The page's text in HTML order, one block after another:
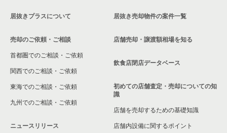
居抜きプラスについて
売却のご依頼・ご相談
首都圏でのご相談・ご依頼
関西でのご相談・ご依頼
東海でのご相談・ご依頼
九州でのご相談・ご依頼
ニュースリリース
居抜き売却物件の案件一覧
店舗売却・譲渡額相場を知る
飲食店閉店データベース
初めての店舗査定・売却についての知
識
店舗を売却するための基礎知識
店舗内設備に関するポイント